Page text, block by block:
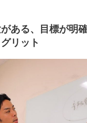
ある、目標が明
リット